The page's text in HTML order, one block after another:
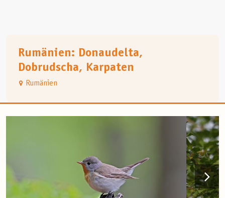
Rumänien: Donaudelta,
Dobrudscha, Karpaten
Rumänien